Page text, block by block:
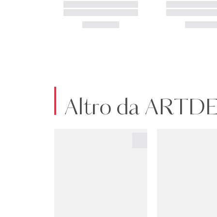
Altro da